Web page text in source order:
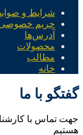
شرایط و
حریم
آدرس‌ها
محصولات
مطالب
خانه
گفتگو با ما
جهت تماس با
هستیم